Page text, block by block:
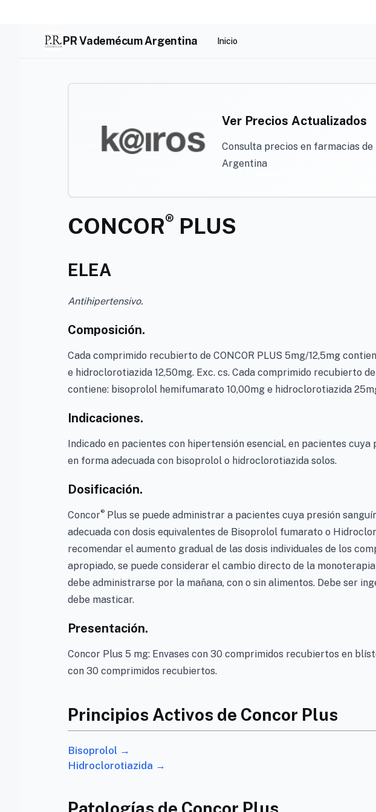
PR Vademécum Argentina Inicio
Ver Precios Actualizados
Consulta precios en farmacias de
Argentina
CONCOR® PLUS
ELEA
Antihipertensivo.
Composición.
Cada comprimido recubierto de CONCOR PLUS 5mg/12,5mg
e hidroclorotiazida 12,50mg. Exc. cs. Cada comprimido recubierto
contiene: bisoprolol hemifumarato 10,00mg e hidroclorotiazida
Indicaciones.
Indicado en pacientes con hipertensión esencial, en pacientes
en forma adecuada con bisoprolol o hidroclorotiazida solos.
Dosificación.
Concor® Plus se puede administrar a pacientes cuya presión
adecuada con dosis equivalentes de Bisoprolol fumarato o
recomendar el aumento gradual de las dosis individuales de los
apropiado, se puede considerar el cambio directo de la
debe administrarse por la mañana, con o sin alimentos. Debe ser
debe masticar.
Presentación.
Concor Plus 5 mg: Envases con 30 comprimidos recubiertos en
con 30 comprimidos recubiertos.
Principios Activos de Concor Plus
Bisoprolol →
Hidroclorotiazida →